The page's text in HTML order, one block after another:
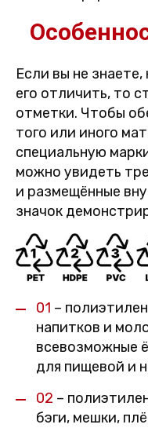
Если вы не
его отличить, то
отметки. Чтобы
того или иного
специальную
можно увидеть
и размещённые
значок
01 –
напитков и
всевозможные
для пищевой и
02 –
бэги, мешки,